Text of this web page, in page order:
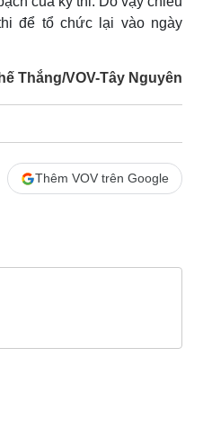
để tổ chức lại vào ngày
Thắng/VOV-Tây Nguyên
Thêm VOV trên Google